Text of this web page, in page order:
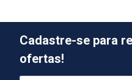
Cadastre-se para
ofertas!